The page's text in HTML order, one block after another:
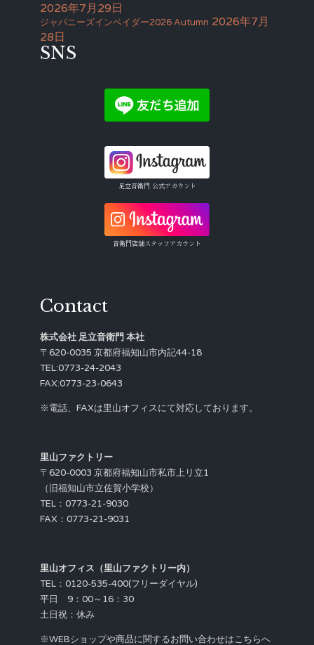
2026年7月29日
ジャパニーズインベイダー2026 Autumn 2026年7月
28日
SNS
足立音衛門 公式アカウント
音衛門店舗スタッフアカウント
Contact
株式会社 足立音衛門 本社
〒620-0035 京都府福知山市内記44-18
TEL:0773-24-2043
FAX:0773-23-0643
※電話、FAXは里山オフィスにて対応しております。
里山ファクトリー
〒620-0003 京都府福知山市私市上リ立1
（旧福知山市立佐賀小学校）
TEL：0773-21-9030
FAX：0773-21-9031
里山オフィス（里山ファクトリー内）
TEL：0120-535-400(フリーダイヤル)
平日 9：00～16：30
土日祝：休み
※WEBショップや商品に関するお問い合わせはこちらへ